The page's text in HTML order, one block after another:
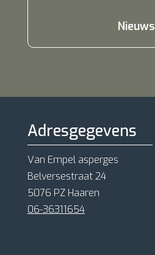
Nieuws
Adresgegevens
Van Empel asperges
Belversestraat 24
5076 PZ Haaren
06-36311654